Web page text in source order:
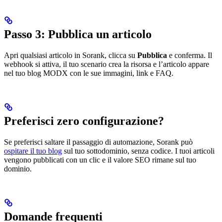
Passo 3: Pubblica un articolo
Apri qualsiasi articolo in Sorank, clicca su Pubblica e conferma. Il
webhook si attiva, il tuo scenario crea la risorsa e l’articolo appare
nel tuo blog MODX con le sue immagini, link e FAQ.
Preferisci zero configurazione?
Se preferisci saltare il passaggio di automazione, Sorank può
ospitare il tuo blog sul tuo sottodominio, senza codice. I tuoi articoli
vengono pubblicati con un clic e il valore SEO rimane sul tuo
dominio.
Domande frequenti